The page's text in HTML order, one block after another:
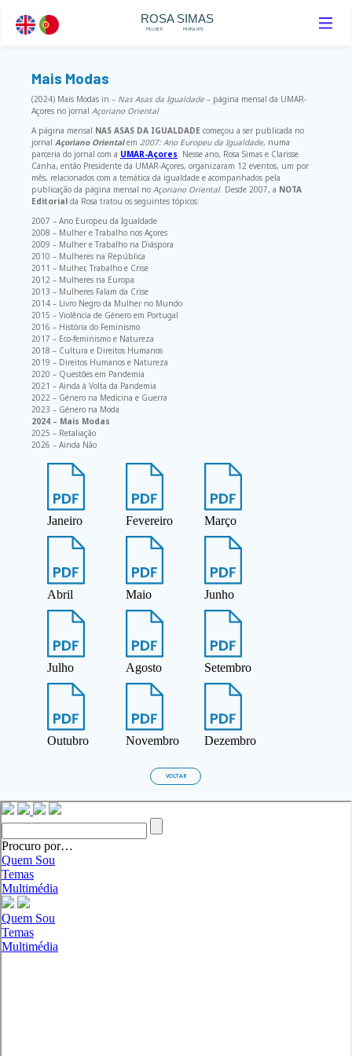
MIGRANTE
ROSA SIMAS
MULHER
Mais Modas
(2024) Mais Modas in – Nas Asas da Igualdade – página mensal da UMAR-
Açores no jornal Açoriano Oriental
A página mensal NAS ASAS DA IGUALDADE começou a ser publicada no
jornal Açoriano Orientalem 2007: Ano Europeu da Igualdade, numa
parceria do jornal com a UMAR-Açores. Nesse ano, Rosa Simas e Clarisse
Canha, então Presidente da UMAR-Açores, organizaram 12 eventos, um por
mês, relacionados com a temática da igualdade e acompanhados pela
publicação da página mensal no Açoriano Oriental. Desde 2007, a NOTA
Editorial da Rosa tratou os seguintes tópicos:
2007 – Ano Europeu da Igualdade
2008 – Mulher e Trabalho nos Açores
2009 – Mulher e Trabalho na Diáspora
2010 – Mulheres na República
2011 – Mulher, Trabalho e Crise
2012 – Mulheres na Europa
2013 – Mulheres Falam da Crise
2014 – Livro Negro da Mulher no Mundo
2015 – Violência de Género em Portugal
2016 – História do Feminismo
2017 – Eco-feminismo e Natureza
2018 – Cultura e Direitos Humanos
2019 – Direitos Humanos e Natureza
2020 – Questões em Pandemia
2021 – Ainda à Volta da Pandemia
2022 – Género na Medicina e Guerra
2023 – Género na Moda
2024 – Mais Modas
2025 – Retaliação
2026 – Ainda Não
Janeiro Fevereiro Março
Abril Maio Junho
Julho Agosto Setembro
Outubro Novembro Dezembro
VOLTAR